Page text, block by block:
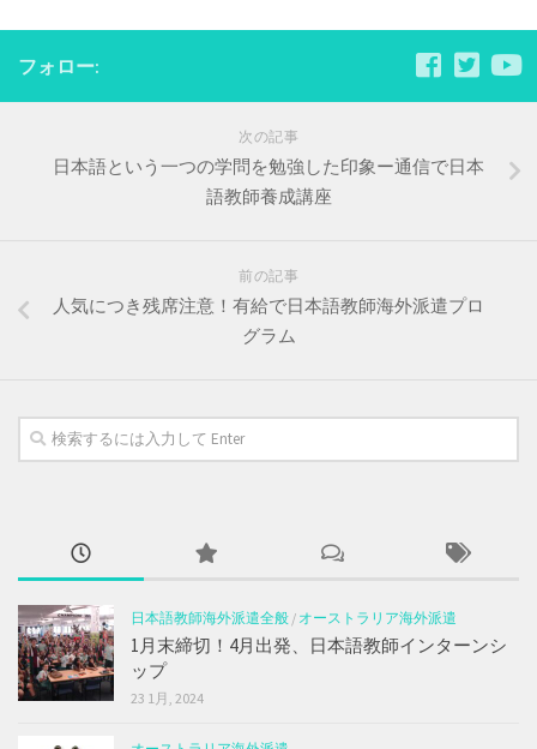
フォロー:
次の記事
日本語という一つの学問を勉強した印象ー通信で日本
語教師養成講座
前の記事
人気につき残席注意！有給で日本語教師海外派遣プロ
グラム
日本語教師海外派遣全般 / オーストラリア海外派遣
1月末締切！4月出発、日本語教師インターンシ
ップ
23 1月, 2024